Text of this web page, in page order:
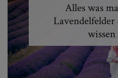
Alles was
wissen